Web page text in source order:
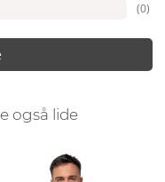
(0)
også lide